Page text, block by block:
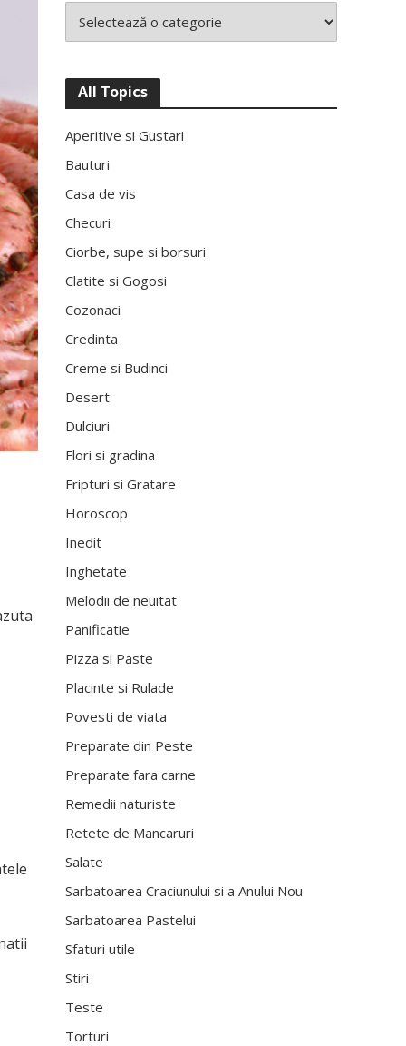
All Topics
Aperitive si Gustari
Bauturi
Casa de vis
Checuri
Ciorbe, supe si borsuri
Clatite si Gogosi
Cozonaci
Credinta
Creme si Budinci
Desert
Dulciuri
Flori si gradina
Fripturi si Gratare
Horoscop
Inedit
Inghetate
Melodii de neuitat
Panificatie
Pizza si Paste
Placinte si Rulade
Povesti de viata
Preparate din Peste
Preparate fara carne
Remedii naturiste
Retete de Mancaruri
Salate
Sarbatoarea Craciunului si a Anului Nou
Sarbatoarea Pastelui
Sfaturi utile
Stiri
Teste
Torturi